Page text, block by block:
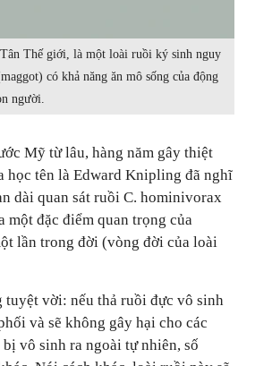
Thế giới, là một loài ruồi ký sinh nguy
có khả năng ăn mô sống của động
người.
Mỹ từ lâu, hàng năm gây thiệt
học tên là Edward Knipling đã nghĩ
dài quan sát ruồi C. hominivorax
đặc điểm quan trọng của
lần trong đời (vòng đời của loài
vời: nếu thả ruồi đực vô sinh
và sẽ không gây hại cho các
vô sinh ra ngoài tự nhiên, số